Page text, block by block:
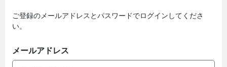
ご登録のメールアドレスとパスワードでログインしてくださ
い。
メールアドレス